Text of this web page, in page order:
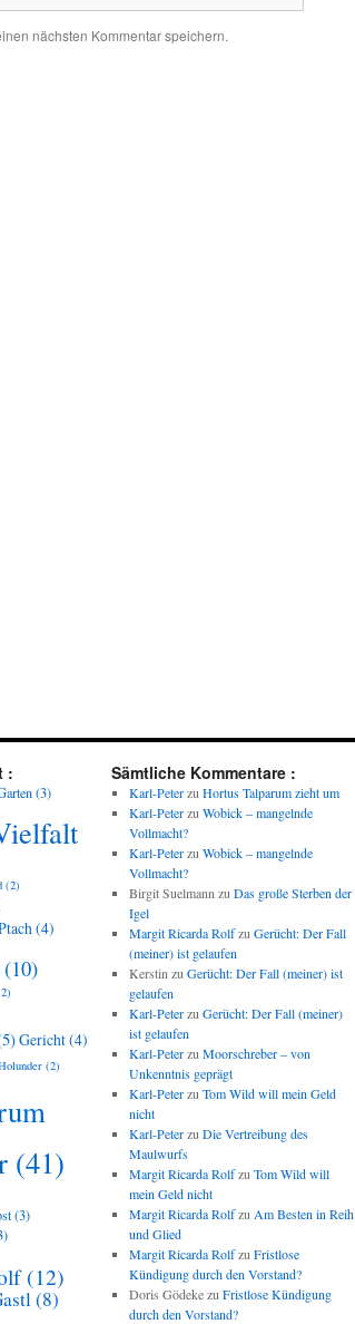
nächsten Kommentar speichern.
:
(3)
(2)
(4)
(10)
Gericht(4)
(2)
(41)
(3)
(12)
(8)
Sämtliche Kommentare :
Karl-Peterzu Hortus Talparum zieht um
Karl-Peterzu Wobick – mangelnde
Vollmacht?
Karl-Peterzu Wobick – mangelnde
Vollmacht?
Birgit Suelmann zu Das große Sterben der
Igel
Margit Ricarda Rolfzu Gerücht: Der Fall
(meiner) ist gelaufen
Kerstin zu Gerücht: Der Fall (meiner) ist
gelaufen
Karl-Peterzu Gerücht: Der Fall (meiner)
ist gelaufen
Karl-Peterzu Moorschreber – von
Unkenntnis geprägt
Karl-Peterzu Tom Wild will mein Geld
nicht
Karl-Peterzu Die Vertreibung des
Maulwurfs
Margit Ricarda Rolfzu Tom Wild will
mein Geld nicht
Margit Ricarda Rolfzu Am Besten in Reih
und Glied
Margit Ricarda Rolfzu Fristlose
Kündigung durch den Vorstand?
Doris Gödekezu Fristlose Kündigung
durch den Vorstand?